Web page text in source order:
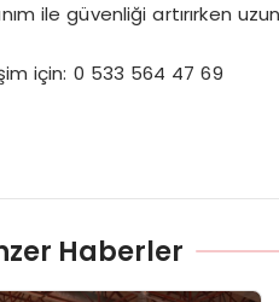
ile güvenliği artırırken
için: 0 533 564 47 69
Haberler